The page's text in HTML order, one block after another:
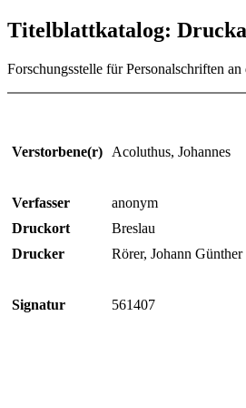
Titelblattkatalog:
Forschungsstelle für Personalschriften
Verstorbene(r) Acoluthus, Johannes
Verfasser
anonym
Druckort
Breslau
Drucker
Rörer, Johann Günther
Signatur 561407